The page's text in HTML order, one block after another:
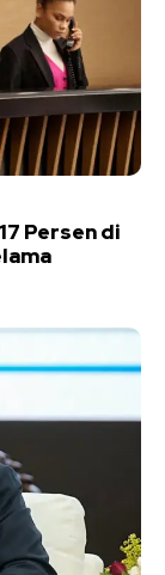
Persen di